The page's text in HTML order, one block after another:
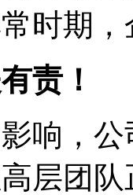
时期
责！
响，
层团